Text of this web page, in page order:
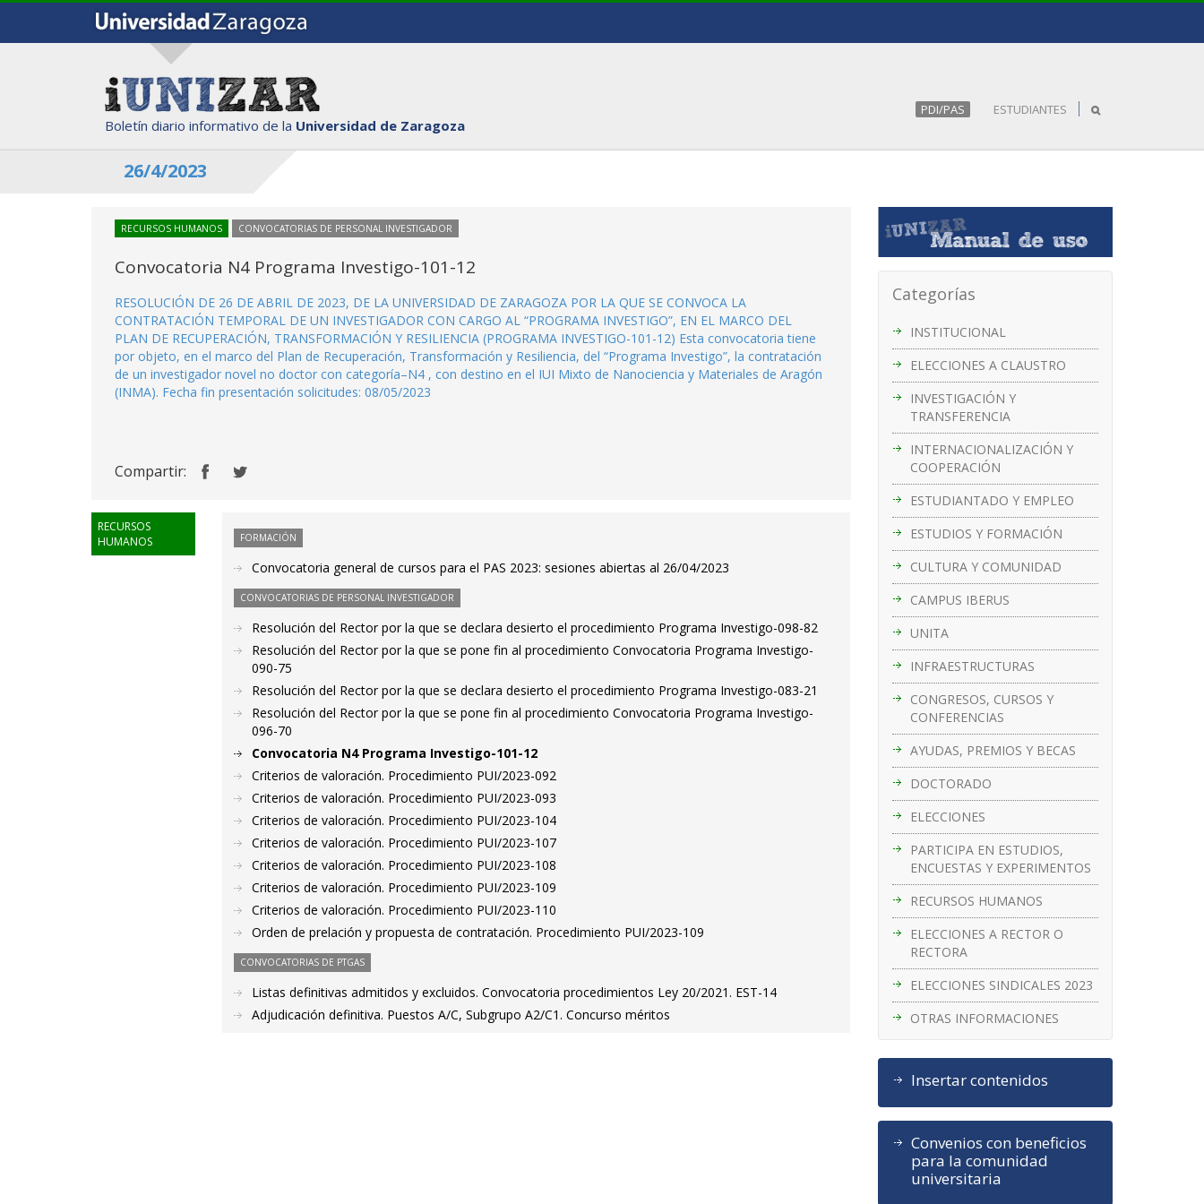
Boletín diario informativo de la Universidad de Zaragoza
PDI/PAS ESTUDIANTES
26/4/2023
Categorías
INSTITUCIONAL
ELECCIONES A CLAUSTRO
INVESTIGACIÓN Y
TRANSFERENCIA
INTERNACIONALIZACIÓN Y
COOPERACIÓN
ESTUDIANTADO Y EMPLEO
ESTUDIOS Y FORMACIÓN
CULTURA Y COMUNIDAD
CAMPUS IBERUS
UNITA
INFRAESTRUCTURAS
CONGRESOS, CURSOS Y
CONFERENCIAS
AYUDAS, PREMIOS Y BECAS
DOCTORADO
ELECCIONES
PARTICIPA EN ESTUDIOS,
ENCUESTAS Y EXPERIMENTOS
RECURSOS HUMANOS
ELECCIONES A RECTOR O
RECTORA
ELECCIONES SINDICALES 2023
OTRAS INFORMACIONES
Insertar contenidos
Convenios con beneficios
para la comunidad
universitaria
RECURSOS HUMANOS CONVOCATORIAS DE PERSONAL INVESTIGADOR
Convocatoria N4 Programa Investigo-101-12
RESOLUCIÓN DE 26 DE ABRIL DE 2023, DE LA UNIVERSIDAD DE ZARAGOZA POR LA QUE SE CONVOCA LA
CONTRATACIÓN TEMPORAL DE UN INVESTIGADOR CON CARGO AL “PROGRAMA INVESTIGO”, EN EL MARCO DEL
PLAN DE RECUPERACIÓN, TRANSFORMACIÓN Y RESILIENCIA (PROGRAMA INVESTIGO-101-12) Esta convocatoria tiene
por objeto, en el marco del Plan de Recuperación, Transformación y Resiliencia, del “Programa Investigo”, la contratación
de un investigador novel no doctor con categoría–N4 , con destino en el IUI Mixto de Nanociencia y Materiales de Aragón
(INMA). Fecha fin presentación solicitudes: 08/05/2023
Compartir:
RECURSOS
HUMANOS
FORMACIÓN
Convocatoria general de cursos para el PAS 2023: sesiones abiertas al 26/04/2023
CONVOCATORIAS DE PERSONAL INVESTIGADOR
Resolución del Rector por la que se declara desierto el procedimiento Programa Investigo-098-82
Resolución del Rector por la que se pone fin al procedimiento Convocatoria Programa Investigo-
090-75
Resolución del Rector por la que se declara desierto el procedimiento Programa Investigo-083-21
Resolución del Rector por la que se pone fin al procedimiento Convocatoria Programa Investigo-
096-70
Convocatoria N4 Programa Investigo-101-12
Criterios de valoración. Procedimiento PUI/2023-092
Criterios de valoración. Procedimiento PUI/2023-093
Criterios de valoración. Procedimiento PUI/2023-104
Criterios de valoración. Procedimiento PUI/2023-107
Criterios de valoración. Procedimiento PUI/2023-108
Criterios de valoración. Procedimiento PUI/2023-109
Criterios de valoración. Procedimiento PUI/2023-110
Orden de prelación y propuesta de contratación. Procedimiento PUI/2023-109
CONVOCATORIAS DE PTGAS
Listas definitivas admitidos y excluidos. Convocatoria procedimientos Ley 20/2021. EST-14
Adjudicación definitiva. Puestos A/C, Subgrupo A2/C1. Concurso méritos